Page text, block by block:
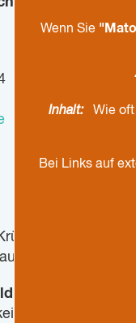
sowie
Wenn Sie
Inhalt: Wie
Bei Links auf